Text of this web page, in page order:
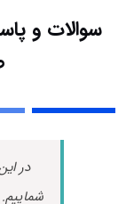
سوالات و
در